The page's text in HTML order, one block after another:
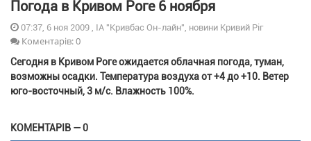
Погода в Кривом Роге 6 ноября
07:37, 6 ноя 2009 , ІА "Кривбас Он-лайн", новини Кривий Ріг
Коментарів: 0
Сегодня в Кривом Роге ожидается облачная погода, туман,
возможны осадки. Температура воздуха от +4 до +10. Ветер
юго-восточный, 3 м/с. Влажность 100%.
КОМЕНТАРІВ — 0